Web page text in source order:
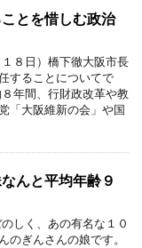
とを惜しむ政治
８日）橋下徹大阪市長
することについてで
年間、行財政改革や教
「大阪維新の会」や国
んと平均年齢９
しく、あの有名な１０
のぎんさんの娘です。